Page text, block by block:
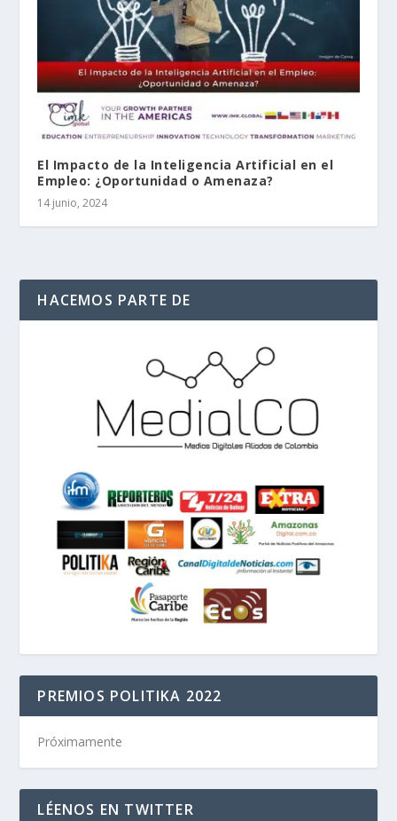
El Impacto de la Inteligencia Artificial en el
Empleo: ¿Oportunidad o Amenaza?
14 junio, 2024
HACEMOS PARTE DE
PREMIOS POLITIKA 2022
Próximamente
LÉENOS EN TWITTER